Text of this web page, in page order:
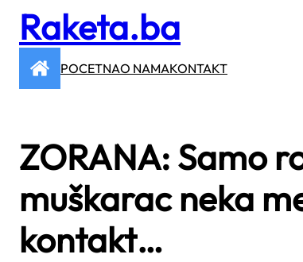
SkipRaketa.ba
POCETNAO NAMAKONTAKT
ZORANA: Samo
muškarac neka
kontakt…